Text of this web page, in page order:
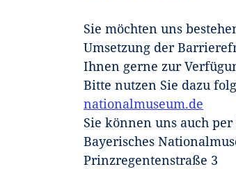
Sie möchten uns
Umsetzung der
Ihnen gerne zur
Bitte nutzen Sie dazu
nationalmuseum.de
Sie können uns auch per
Bayerisches
Prinzregentenstraße 3